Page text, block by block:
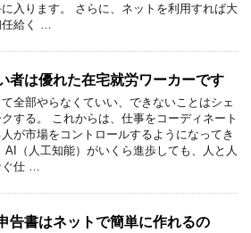
入ります。 さらに、ネットを利用すれば大
給く …
者は優れた在宅就労ワーカーです
全部やらなくていい、できないことはシェ
する。 これからは、仕事をコーディネート
が市場をコントロールするようになってき
AI（人工知能）がいくら進歩しても、人と人
仕 …
告書はネットで簡単に作れるの